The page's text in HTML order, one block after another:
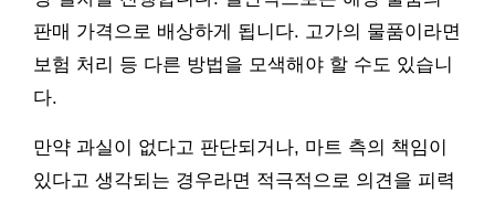
판매 가격으로 배상하게 됩니다. 고가의 물품이라면
보험 처리 등 다른 방법을 모색해야 할 수도 있습니
다.
만약 과실이 없다고 판단되거나, 마트 측의 책임이
있다고 생각되는 경우라면 적극적으로 의견을 피력